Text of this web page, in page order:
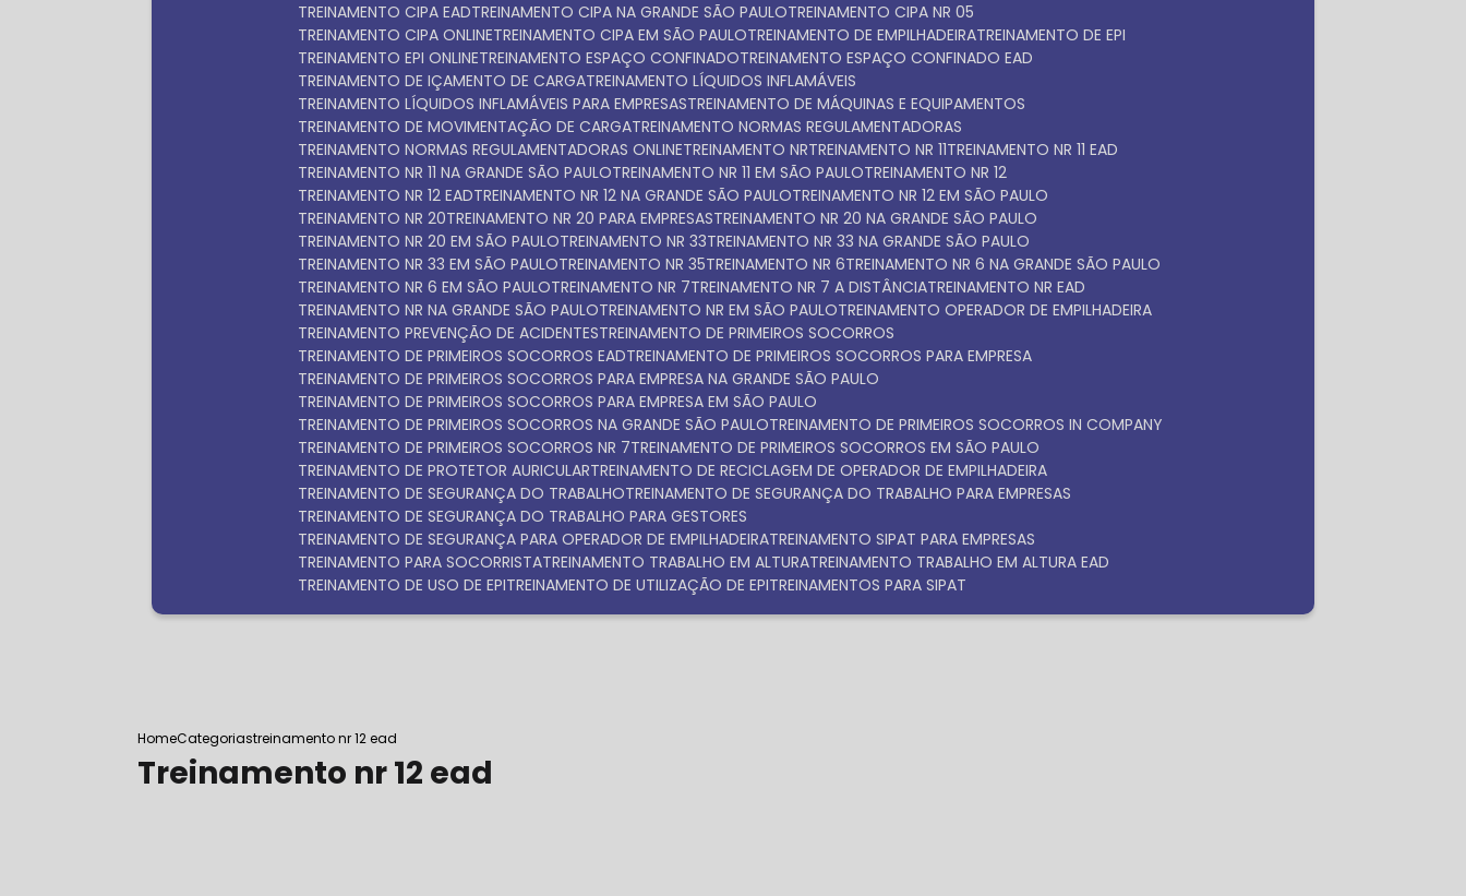
TREINAMENTO CIPA EAD TREINAMENTO CIPA NA GRANDE SÃO PAULO TREINAMENTO CIPA NR 05
TREINAMENTO CIPA ONLINE TREINAMENTO CIPA EM SÃO PAULO TREINAMENTO DE EMPILHADEIRA TREINAMENTO DE EPI
TREINAMENTO EPI ONLINE TREINAMENTO ESPAÇO CONFINADO TREINAMENTO ESPAÇO CONFINADO EAD
TREINAMENTO DE IÇAMENTO DE CARGA TREINAMENTO LÍQUIDOS INFLAMÁVEIS
TREINAMENTO LÍQUIDOS INFLAMÁVEIS PARA EMPRESAS TREINAMENTO DE MÁQUINAS E EQUIPAMENTOS
TREINAMENTO DE MOVIMENTAÇÃO DE CARGA TREINAMENTO NORMAS REGULAMENTADORAS
TREINAMENTO NORMAS REGULAMENTADORAS ONLINE TREINAMENTO NR TREINAMENTO NR 11 TREINAMENTO NR 11 EAD
TREINAMENTO NR 11 NA GRANDE SÃO PAULO TREINAMENTO NR 11 EM SÃO PAULO TREINAMENTO NR 12
TREINAMENTO NR 12 EAD TREINAMENTO NR 12 NA GRANDE SÃO PAULO TREINAMENTO NR 12 EM SÃO PAULO
TREINAMENTO NR 20 TREINAMENTO NR 20 PARA EMPRESAS TREINAMENTO NR 20 NA GRANDE SÃO PAULO
TREINAMENTO NR 20 EM SÃO PAULO TREINAMENTO NR 33 TREINAMENTO NR 33 NA GRANDE SÃO PAULO
TREINAMENTO NR 33 EM SÃO PAULO TREINAMENTO NR 35 TREINAMENTO NR 6 TREINAMENTO NR 6 NA GRANDE SÃO PAULO
TREINAMENTO NR 6 EM SÃO PAULO TREINAMENTO NR 7 TREINAMENTO NR 7 A DISTÂNCIA TREINAMENTO NR EAD
TREINAMENTO NR NA GRANDE SÃO PAULO TREINAMENTO NR EM SÃO PAULO TREINAMENTO OPERADOR DE EMPILHADEIRA
TREINAMENTO PREVENÇÃO DE ACIDENTES TREINAMENTO DE PRIMEIROS SOCORROS
TREINAMENTO DE PRIMEIROS SOCORROS EAD TREINAMENTO DE PRIMEIROS SOCORROS PARA EMPRESA
TREINAMENTO DE PRIMEIROS SOCORROS PARA EMPRESA NA GRANDE SÃO PAULO
TREINAMENTO DE PRIMEIROS SOCORROS PARA EMPRESA EM SÃO PAULO
TREINAMENTO DE PRIMEIROS SOCORROS NA GRANDE SÃO PAULO TREINAMENTO DE PRIMEIROS SOCORROS IN COMPANY
TREINAMENTO DE PRIMEIROS SOCORROS NR 7 TREINAMENTO DE PRIMEIROS SOCORROS EM SÃO PAULO
TREINAMENTO DE PROTETOR AURICULAR TREINAMENTO DE RECICLAGEM DE OPERADOR DE EMPILHADEIRA
TREINAMENTO DE SEGURANÇA DO TRABALHO TREINAMENTO DE SEGURANÇA DO TRABALHO PARA EMPRESAS
TREINAMENTO DE SEGURANÇA DO TRABALHO PARA GESTORES
TREINAMENTO DE SEGURANÇA PARA OPERADOR DE EMPILHADEIRA TREINAMENTO SIPAT PARA EMPRESAS
TREINAMENTO PARA SOCORRISTA TREINAMENTO TRABALHO EM ALTURA TREINAMENTO TRABALHO EM ALTURA EAD
TREINAMENTO DE USO DE EPI TREINAMENTO DE UTILIZAÇÃO DE EPI TREINAMENTOS PARA SIPAT
HomeCategoriastreinamento nr 12 ead
Treinamento nr 12 ead